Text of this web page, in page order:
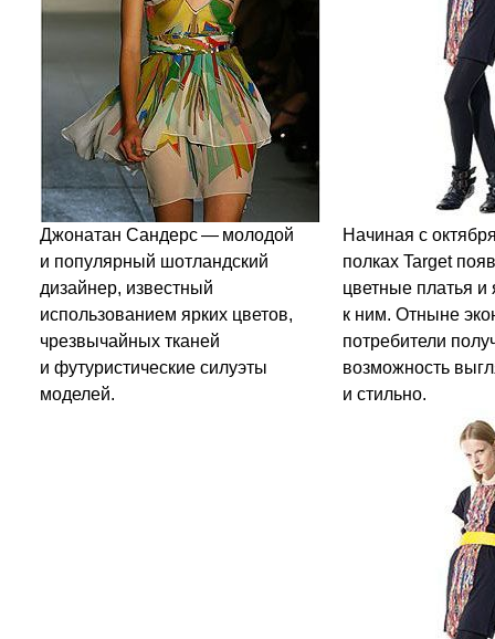
Джонатан Сандерс — молодой
и популярный шотландский
дизайнер, известный
использованием ярких цветов,
чрезвычайных тканей
и футуристические силуэты
моделей.
Начиная с
полках Target
цветные платья и
к ним. Отныне
потребители
возможность
и стильно.